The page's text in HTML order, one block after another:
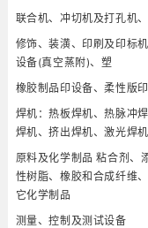
联合机、冲切机及打孔机、
修饰、装潢、印刷及印标
设备(真空蒸附)、塑
橡胶制品印设备、柔性版
焊机：热板焊机、热脉冲
焊机、挤出焊机、激光焊机
原料及化学制品 粘合剂、
性树脂、橡胶和合成纤维
它化学制品
测量、控制及测试设备